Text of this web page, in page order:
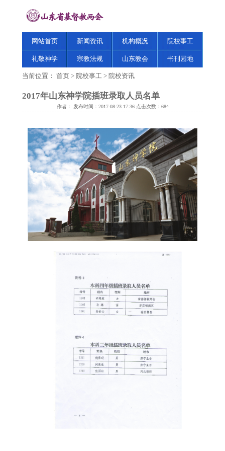
网站首页 新闻资讯 机构概况 院校事工
礼敬神学 宗教法规 山东教会 书刊园地
当前位置： 首页 > 院校事工 > 院校资讯
2017年山东神学院插班录取人员名单
作者： 发布时间：2017-08-23 17:36 点击次数： 684